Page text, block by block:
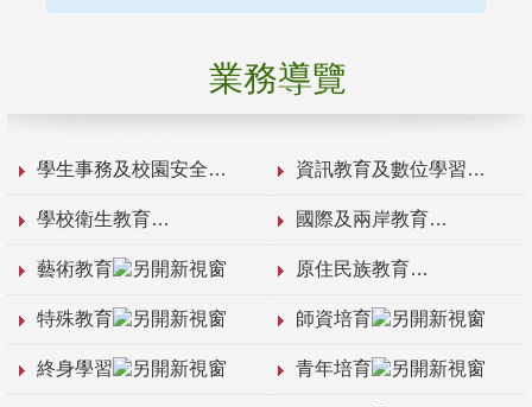
業務導覽
學生事務及校園安全 資訊教育及數位學習
學校衛生教育 國際及兩岸教育
藝術教育 原住民族教育
特殊教育 師資培育
終身學習 青年培育